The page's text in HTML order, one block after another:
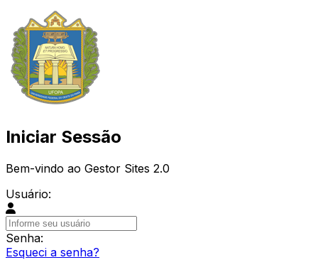
Iniciar Sessão
Bem-vindo ao Gestor Sites 2.0
Usuário:
Senha:
Esqueci a senha?